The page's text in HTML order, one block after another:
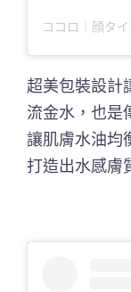
超美包裝設計
流金水，也是
讓肌膚水油均
打造出水感膚